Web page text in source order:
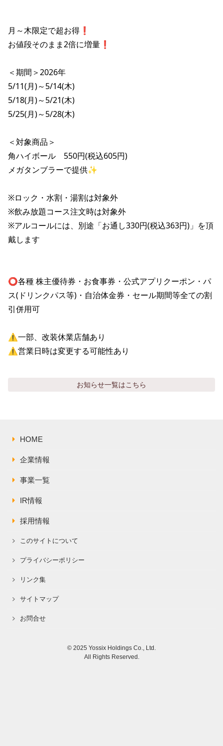
華花
決算説明資料
有価証券報告書等法定開示資料
その他IR資料
適時開示資料
株主優待
FAQ
IRお問い合わせ
月～木限定で超お得❗️
お値段そのまま2倍に増量❗️
＜期間＞2026年
5/11(月)～5/14(木)
5/18(月)～5/21(木)
5/25(月)～5/28(木)
＜対象商品＞
角ハイボール　550円(税込605円)
メガタンブラーで提供✨
※ロック・水割・湯割は対象外
※飲み放題コース注文時は対象外
※アルコールには、別途「お通し330円(税込363円)」を頂
戴します
⭕️各種 株主優待券・お食事券・公式アプリクーポン・パ
ス(ドリンクパス等)・自治体金券・セール期間等全ての割
引併用可
⚠️一部、改装休業店舗あり
⚠️営業日時は変更する可能性あり
お知らせ一覧はこちら
HOME
企業情報
事業一覧
IR情報
採用情報
このサイトについて
プライバシーポリシー
リンク集
サイトマップ
お問合せ
© 2025 Yossix Holdings Co., Ltd.
All Rights Reserved.